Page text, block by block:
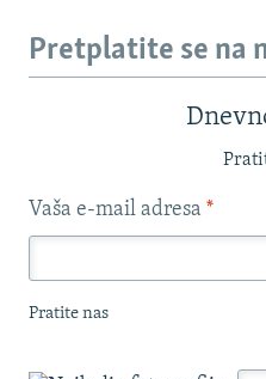
Pretplatite se na
Vaša e-mail adresa *
Pratite nas